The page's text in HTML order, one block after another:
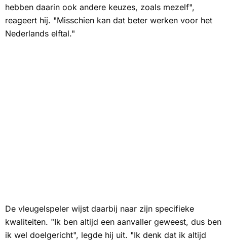
hebben daarin ook andere keuzes, zoals mezelf",
reageert hij. "Misschien kan dat beter werken voor het
Nederlands elftal."
De vleugelspeler wijst daarbij naar zijn specifieke
kwaliteiten. "Ik ben altijd een aanvaller geweest, dus ben
ik wel doelgericht", legde hij uit. "Ik denk dat ik altijd